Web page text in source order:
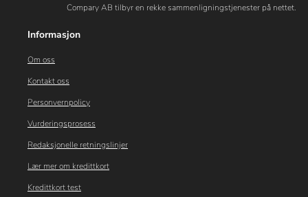
Compary AB tilbyr en rekke sammenligningstjenester på nettet.
Informasjon
Om oss
Kontakt oss
Personvernpolicy
Vurderingsprosess
Redaksjonelle retningslinjer
Lær mer om kredittkort
Kredittkort test